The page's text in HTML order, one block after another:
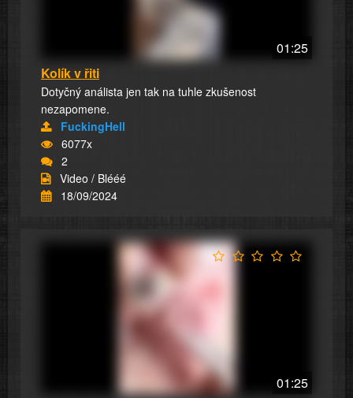
01:25
Kolík v řiti
Dotyčný análista jen tak na tuhle zkušenost
nezapomene.
FuckingHell
6077x
2
Video / Blééé
18/09/2024
01:25